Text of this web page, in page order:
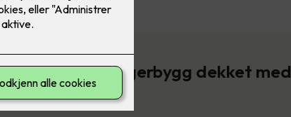
- Lagerbygg dekket med